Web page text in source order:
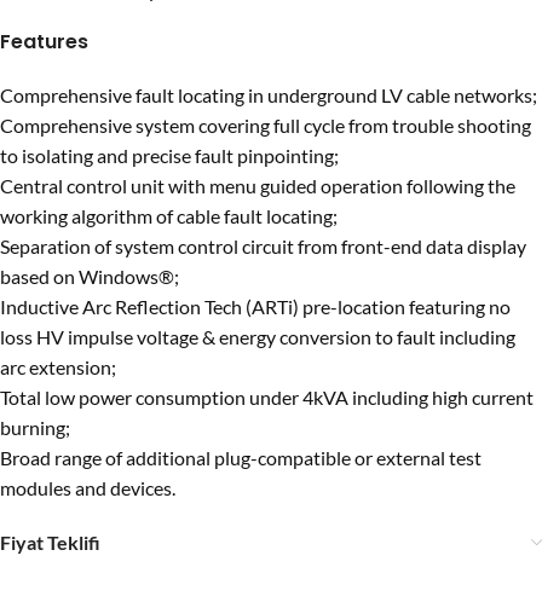
Features
Comprehensive fault locating in underground LV cable networks;
Comprehensive system covering full cycle from trouble shooting
to isolating and precise fault pinpointing;
Central control unit with menu guided operation following the
working algorithm of cable fault locating;
Separation of system control circuit from front-end data display
based on Windows®;
Inductive Arc Reflection Tech (ARTi) pre-location featuring no
loss HV impulse voltage & energy conversion to fault including
arc extension;
Total low power consumption under 4kVA including high current
burning;
Broad range of additional plug-compatible or external test
modules and devices.
Fiyat Teklifi